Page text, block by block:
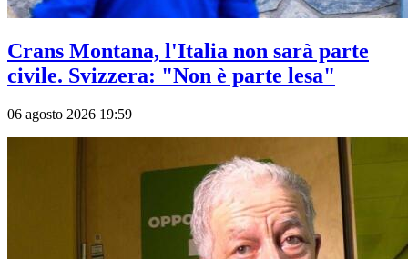
Crans Montana, l'Italia non sarà parte
civile. Svizzera: "Non è parte lesa"
06 agosto 2026 19:59